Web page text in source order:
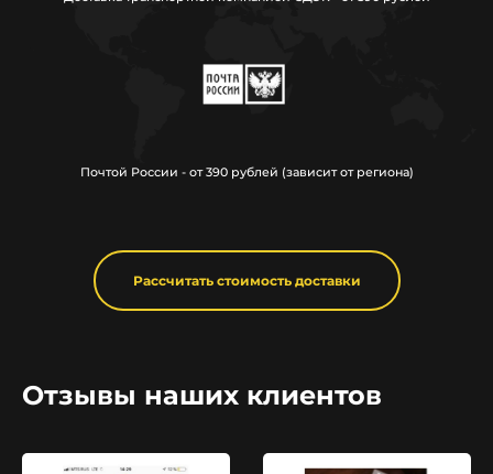
Почтой России - от 390 рублей (зависит от региона)
Рассчитать стоимость доставки
Отзывы наших клиентов